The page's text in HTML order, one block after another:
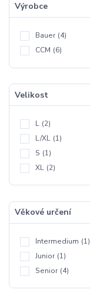
Výrobce
Bauer (4)
CCM (6)
Velikost
L (2)
L/XL (1)
S (1)
XL (2)
Věkové určení
Intermedium (1)
Junior (1)
Senior (4)